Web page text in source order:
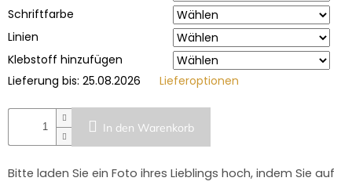
Schriftfarbe
Linien
Klebstoff hinzufügen
Lieferung bis: 25.08.2026 Lieferoptionen
In den Warenkorb
Bitte laden Sie ein Foto ihres Lieblings hoch, indem Sie auf